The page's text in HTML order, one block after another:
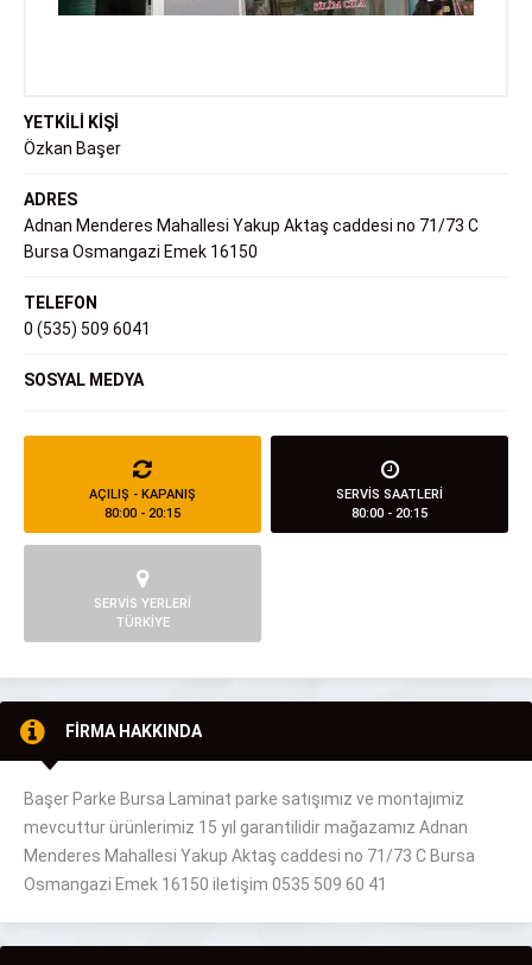
YETKİLİ KİŞİ
Özkan Başer
ADRES
Adnan Menderes Mahallesi Yakup Aktaş caddesi no 71/73 C
Bursa Osmangazi Emek 16150
TELEFON
0 (535) 509 6041
SOSYAL MEDYA
AÇILIŞ - KAPANIŞ
80:00 - 20:15
SERVİS SAATLERİ
80:00 - 20:15
SERVİS YERLERİ
TÜRKİYE
FİRMA HAKKINDA
Başer Parke Bursa Laminat parke satışımız ve montajımiz
mevcuttur ürünlerimiz 15 yıl garantilidir mağazamız Adnan
Menderes Mahallesi Yakup Aktaş caddesi no 71/73 C Bursa
Osmangazi Emek 16150 iletişim 0535 509 60 41